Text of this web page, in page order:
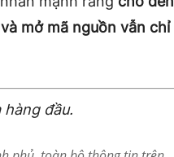
mở mã nguồn vẫn chỉ
đầu.